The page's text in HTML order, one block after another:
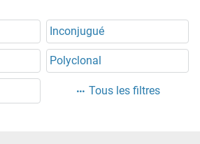
Inconjugué
Polyclonal
Tous les filtres